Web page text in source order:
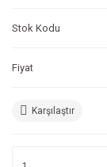
Stok Kodu
Fiyat
Karşılaştır